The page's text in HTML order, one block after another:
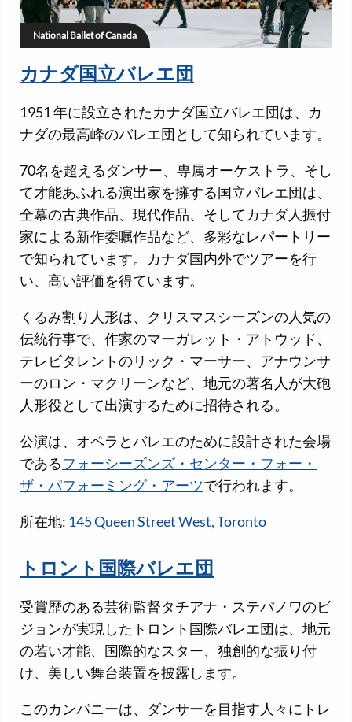
National Ballet of Canada
カナダ国立バレエ団
1951 年に設立されたカナダ国立バレエ団は、カ
ナダの最高峰のバレエ団として知られています。
70名を超えるダンサー、専属オーケストラ、そし
て才能あふれる演出家を擁する国立バレエ団は、
全幕の古典作品、現代作品、そしてカナダ人振付
家による新作委嘱作品など、多彩なレパートリー
で知られています。カナダ国内外でツアーを行
い、高い評価を得ています。
くるみ割り人形は、クリスマスシーズンの人気の
伝統行事で、作家のマーガレット・アトウッド、
テレビタレントのリック・マーサー、アナウンサ
ーのロン・マクリーンなど、地元の著名人が大砲
人形役として出演するために招待される。
公演は、オペラとバレエのために設計された会場
であるフォーシーズンズ・センター・フォー・
ザ・パフォーミング・アーツで行われます。
所在地: 145 Queen Street West, Toronto
トロント国際バレエ団
受賞歴のある芸術監督タチアナ・ステパノワのビ
ジョンが実現したトロント国際バレエ団は、地元
の若い才能、国際的なスター、独創的な振り付
け、美しい舞台装置を披露します。
このカンパニーは、ダンサーを目指す人々にトレ